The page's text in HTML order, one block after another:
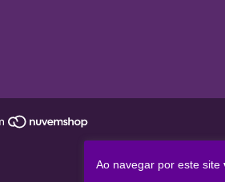
Ao navegar por este site